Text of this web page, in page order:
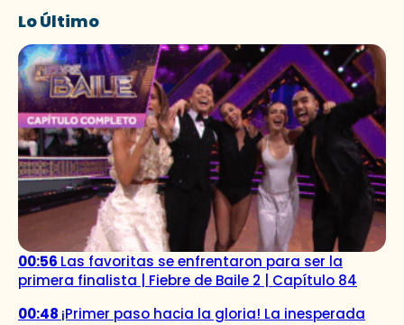
Lo Último
00:56 Las favoritas se enfrentaron para ser la
primera finalista | Fiebre de Baile 2 | Capítulo 84
00:48 ¡Primer paso hacia la gloria! La inesperada